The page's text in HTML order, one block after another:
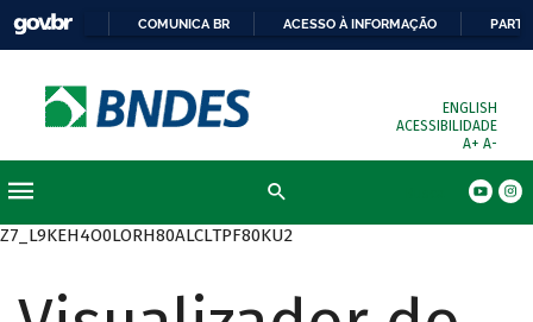
COMUNICA BR ACESSO À INFORMAÇÃO
ENGLISH
ACESSIBILIDADE
A+ A-
Z7_L9KEH4O0LORH80ALCLTPF80KU2